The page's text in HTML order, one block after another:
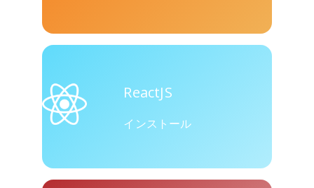
Skype Telegram Threema
ReactJS
インストール